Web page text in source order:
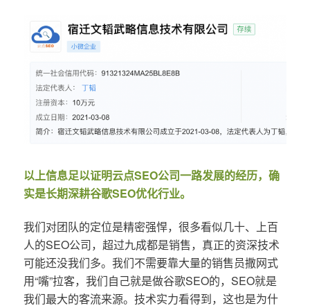
以上信息足以证明云点SEO公司一路发展的经历，确
实是长期深耕谷歌SEO优化行业。
我们对团队的定位是精密强悍，很多看似几十、上百
人的SEO公司，超过九成都是销售，真正的资深技术
可能还没我们多。我们不需要靠大量的销售员撒网式
用“嘴”拉客，我们自己就是做谷歌SEO的，SEO就是
我们最大的客流来源。技术实力看得到，这也是为什